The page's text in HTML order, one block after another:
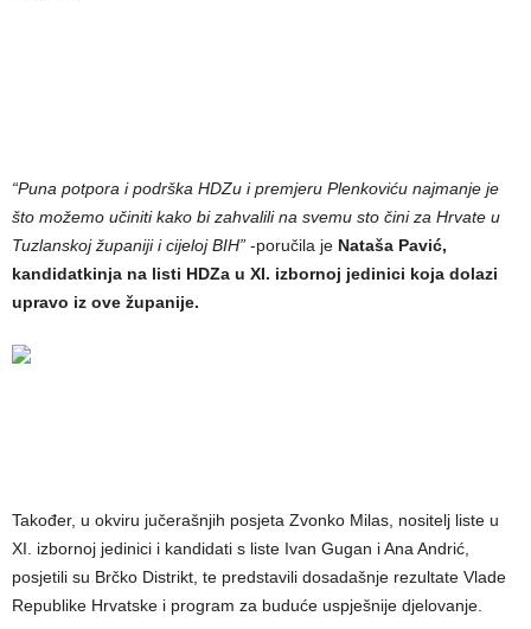
“Puna potpora i podrška HDZu i premjeru Plenkoviću najmanje je
što možemo učiniti kako bi zahvalili na svemu sto čini za Hrvate u
Tuzlanskoj županiji i cijeloj BIH” -poručila je Nataša Pavić,
kandidatkinja na listi HDZa u XI. izbornoj jedinici koja dolazi
upravo iz ove županije.
Također, u okviru jučerašnjih posjeta Zvonko Milas, nositelj liste u
XI. izbornoj jedinici i kandidati s liste Ivan Gugan i Ana Andrić,
posjetili su Brčko Distrikt, te predstavili dosadašnje rezultate Vlade
Republike Hrvatske i program za buduće uspješnije djelovanje.